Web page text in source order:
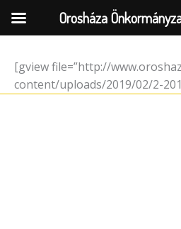
Skip
to
[gview file=”http://
content/uploads/2019/02/2-
Orosháza